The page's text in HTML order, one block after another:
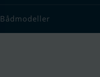
Bådmodeller